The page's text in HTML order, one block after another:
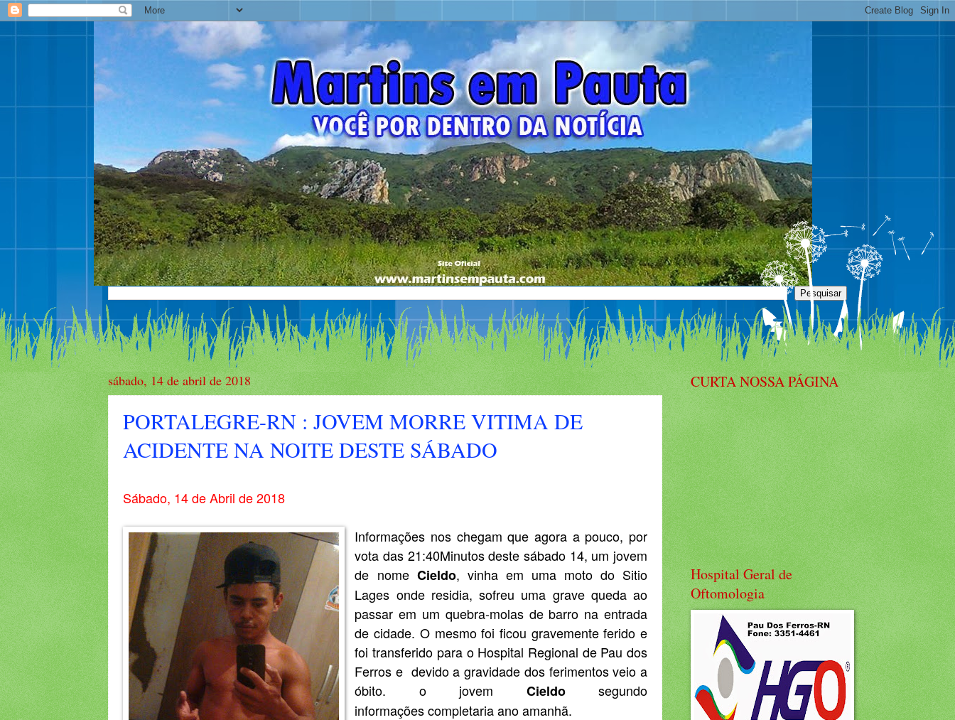
sábado, 14 de abril de 2018
PORTALEGRE-RN : JOVEM MORRE VITIMA DE
ACIDENTE NA NOITE DESTE SÁBADO
Sábado, 14 de Abril de 2018
Informações nos chegam que agora a pouco, por
vota das 21:40Minutos deste sábado 14, um jovem
de nome Cieldo, vinha em uma moto do Sitio
Lages onde residia, sofreu uma grave queda ao
passar em um quebra-molas de barro na entrada
de cidade. O mesmo foi ficou gravemente ferido e
foi transferido para o Hospital Regional de Pau dos
Ferros e devido a gravidade dos ferimentos veio a
óbito. o jovem Cieldosegundo
informações completaria ano amanhã.
CURTA NOSSA PÁGINA
Hospital Geral de
Oftomologia